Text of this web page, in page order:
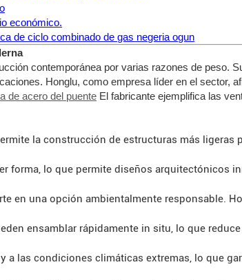
económico.
de ciclo combinado de gas negeria ogun
contemporánea por varias razones de peso.
Honglu, como empresa líder en el sector,
de acero del puente El fabricante ejemplifica las
la construcción de estructuras más ligeras
forma, lo que permite diseños arquitectónicos
en una opción ambientalmente responsable.
ensamblar rápidamente in situ, lo que
a las condiciones climáticas extremas, lo que